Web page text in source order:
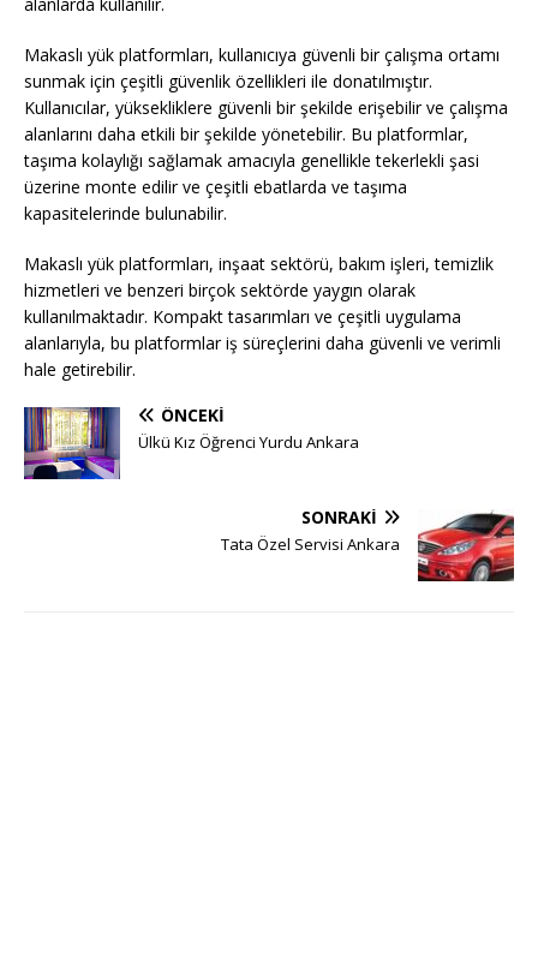
Makaslı yük platformları, kullanıcıya güvenli bir çalışma ortamı
sunmak için çeşitli güvenlik özellikleri ile donatılmıştır.
Kullanıcılar, yüksekliklere güvenli bir şekilde erişebilir ve çalışma
alanlarını daha etkili bir şekilde yönetebilir. Bu platformlar,
taşıma kolaylığı sağlamak amacıyla genellikle tekerlekli şasi
üzerine monte edilir ve çeşitli ebatlarda ve taşıma
kapasitelerinde bulunabilir.
Makaslı yük platformları, inşaat sektörü, bakım işleri, temizlik
hizmetleri ve benzeri birçok sektörde yaygın olarak
kullanılmaktadır. Kompakt tasarımları ve çeşitli uygulama
alanlarıyla, bu platformlar iş süreçlerini daha güvenli ve verimli
hale getirebilir.
ÖNCEKI
Ülkü Kız Öğrenci Yurdu Ankara
SONRAKI
Tata Özel Servisi Ankara